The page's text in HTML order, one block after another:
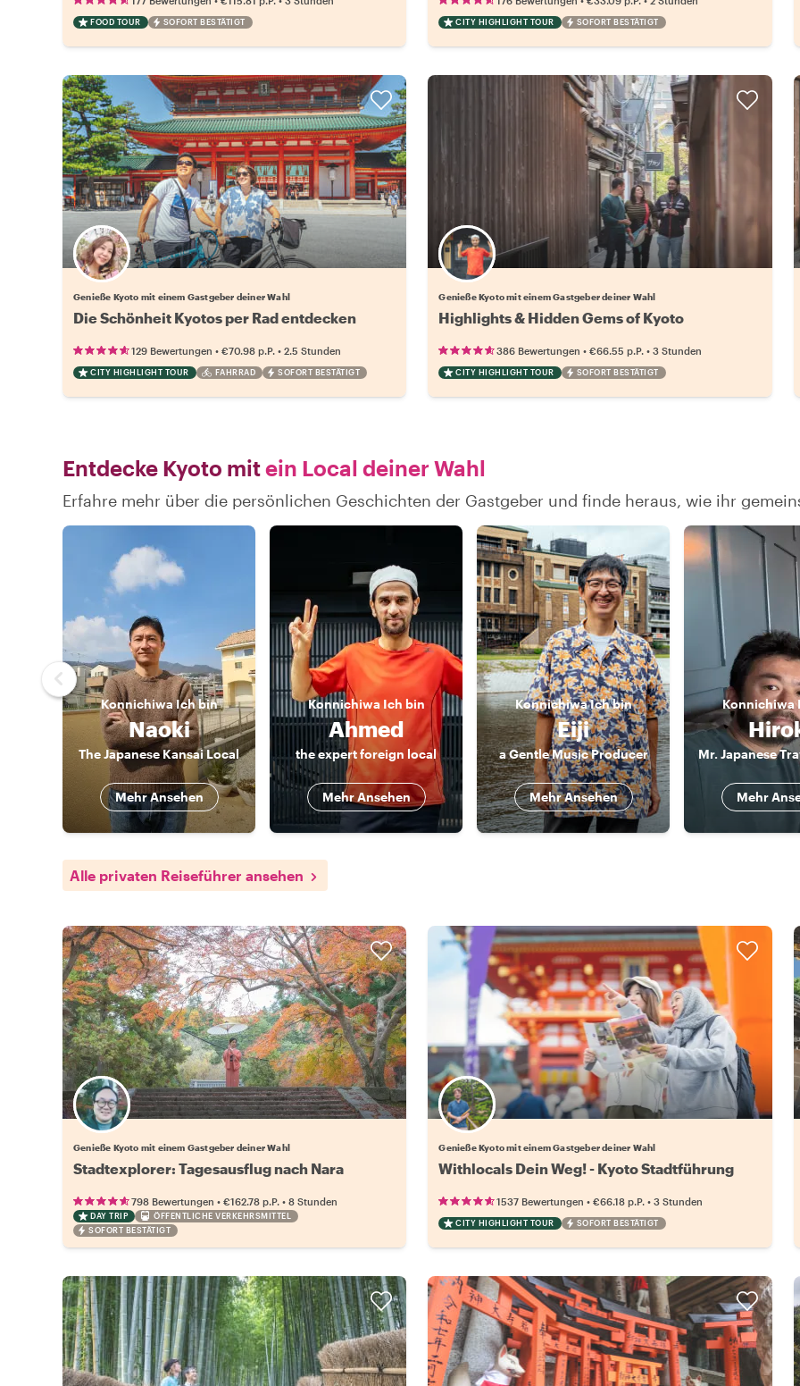
FOOD TOUR SOFORT BESTÄTIGT CITY HIGHLIGHT TOUR SOFORT BESTÄTIGT
Wähle deinen Lieblingsgastgeber
Genieße Kyoto mit einem Gastgeber deiner Wahl
Die Schönheit Kyotos per Rad entdecken
129 Bewertungen • €70.98 p.P. • 2.5 Stunden
CITY HIGHLIGHT TOUR FAHRRAD SOFORT BESTÄTIGT
Wähle deinen Lieblingsgastgeber
Genieße Kyoto mit einem Gastgeber deiner Wahl
Highlights & Hidden Gems of Kyoto
386 Bewertungen •€66.55 p.P. •3 Stunden
CITY HIGHLIGHT TOUR SOFORT BESTÄTIGT
Entdecke Kyoto mitein Local deiner Wahl
Erfahre mehr über die persönlichen Geschichten der Gastgeber und finde heraus, wie ihr
KonnichiwaIch bin
Naoki
The Japanese Kansai Local
Mehr Ansehen
KonnichiwaIch bin
Ahmed
the expert foreign local
Mehr Ansehen
KonnichiwaIch bin
Eiji
a Gentle Music Producer
Mehr Ansehen
Konnichiwa
Mehr
Alle privaten Reiseführer ansehen
Wähle deinen Lieblingsgastgeber
Genieße Kyoto mit einem Gastgeber deiner Wahl
Stadtexplorer: Tagesausflug nach Nara
798 Bewertungen • €162.78 p.P. • 8 Stunden
DAY TRIP
ÖFFENTLICHE VERKEHRSMITTEL
SOFORT BESTÄTIGT
Wähle deinen Lieblingsgastgeber
Genieße Kyoto mit einem Gastgeber deiner Wahl
Withlocals Dein Weg! - Kyoto Stadtführung
1537 Bewertungen •€66.18 p.P. •3 Stunden
CITY HIGHLIGHT TOUR SOFORT BESTÄTIGT